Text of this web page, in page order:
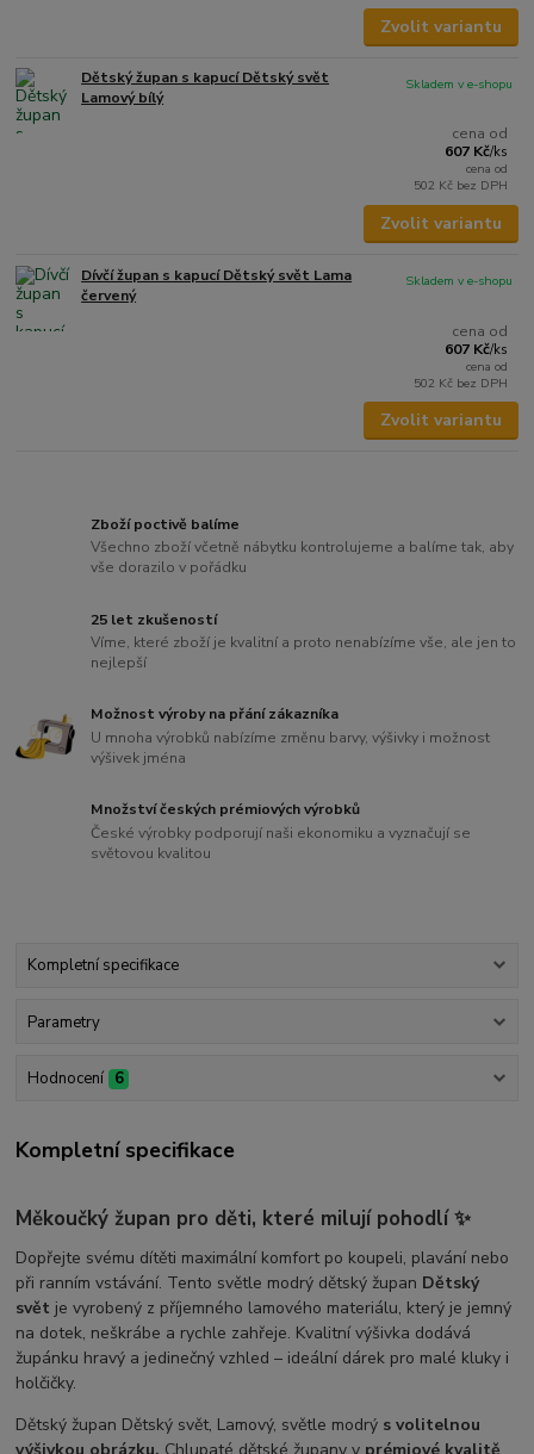
Zvolit variantu
Dětský župan s kapucí Dětský svět
Lamový bílý
cena od
607 Kč/ks
cena od
502 Kč bez DPH
Skladem v e-shopu
Zvolit variantu
Dívčí župan s kapucí Dětský svět Lama
červený
cena od
607 Kč/ks
cena od
502 Kč bez DPH
Skladem v e-shopu
Zvolit variantu
Zboží poctivě balíme
Všechno zboží včetně nábytku kontrolujeme a balíme tak, aby
vše dorazilo v pořádku
25 let zkušeností
Víme, které zboží je kvalitní a proto nenabízíme vše, ale jen to
nejlepší
Možnost výroby na přání zákazníka
U mnoha výrobků nabízíme změnu barvy, výšivky i možnost
výšivek jména
Množství českých prémiových výrobků
České výrobky podporují naši ekonomiku a vyznačují se
světovou kvalitou
Kompletní specifikace
Parametry
Hodnocení 6
Kompletní specifikace
Měkoučký župan pro děti, které milují pohodlí✨
Dopřejte svému dítěti maximální komfort po koupeli, plavání nebo
při ranním vstávání. Tento světle modrý dětský župan Dětský
svět je vyrobený z příjemného lamového materiálu, který je jemný
na dotek, neškrábe a rychle zahřeje. Kvalitní výšivka dodává
župánku hravý a jedinečný vzhled – ideální dárek pro malé kluky i
holčičky.
Dětský župan Dětský svět, Lamový, světle modrý s volitelnou
výšivkou obrázku. Chlupaté dětské župany v prémiové kvalitě